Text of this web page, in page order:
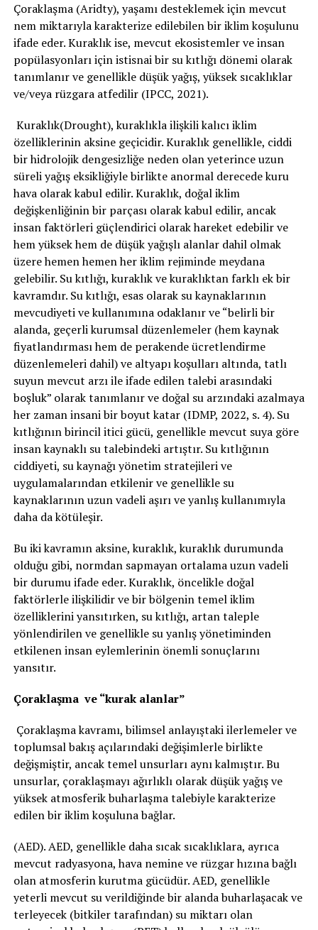
Çoraklaşma (Aridty), yaşamı desteklemek için mevcut
nem miktarıyla karakterize edilebilen bir iklim koşulunu
ifade eder. Kuraklık ise, mevcut ekosistemler ve insan
popülasyonları için istisnai bir su kıtlığı dönemi olarak
tanımlanır ve genellikle düşük yağış, yüksek sıcaklıklar
ve/veya rüzgara atfedilir (IPCC, 2021).
Kuraklık(Drought), kuraklıkla ilişkili kalıcı iklim
özelliklerinin aksine geçicidir. Kuraklık genellikle, ciddi
bir hidrolojik dengesizliğe neden olan yeterince uzun
süreli yağış eksikliğiyle birlikte anormal derecede kuru
hava olarak kabul edilir. Kuraklık, doğal iklim
değişkenliğinin bir parçası olarak kabul edilir, ancak
insan faktörleri güçlendirici olarak hareket edebilir ve
hem yüksek hem de düşük yağışlı alanlar dahil olmak
üzere hemen hemen her iklim rejiminde meydana
gelebilir. Su kıtlığı, kuraklık ve kuraklıktan farklı ek bir
kavramdır. Su kıtlığı, esas olarak su kaynaklarının
mevcudiyeti ve kullanımına odaklanır ve “belirli bir
alanda, geçerli kurumsal düzenlemeler (hem kaynak
fiyatlandırması hem de perakende ücretlendirme
düzenlemeleri dahil) ve altyapı koşulları altında, tatlı
suyun mevcut arzı ile ifade edilen talebi arasındaki
boşluk” olarak tanımlanır ve doğal su arzındaki azalmaya
her zaman insani bir boyut katar (IDMP, 2022, s. 4). Su
kıtlığının birincil itici gücü, genellikle mevcut suya göre
insan kaynaklı su talebindeki artıştır. Su kıtlığının
ciddiyeti, su kaynağı yönetim stratejileri ve
uygulamalarından etkilenir ve genellikle su
kaynaklarının uzun vadeli aşırı ve yanlış kullanımıyla
daha da kötüleşir.
Bu iki kavramın aksine, kuraklık, kuraklık durumunda
olduğu gibi, normdan sapmayan ortalama uzun vadeli
bir durumu ifade eder. Kuraklık, öncelikle doğal
faktörlerle ilişkilidir ve bir bölgenin temel iklim
özelliklerini yansıtırken, su kıtlığı, artan taleple
yönlendirilen ve genellikle su yanlış yönetiminden
etkilenen insan eylemlerinin önemli sonuçlarını
yansıtır.
Çoraklaşma ve “kurak alanlar”
Çoraklaşma kavramı, bilimsel anlayıştaki ilerlemeler ve
toplumsal bakış açılarındaki değişimlerle birlikte
değişmiştir, ancak temel unsurları aynı kalmıştır. Bu
unsurlar, çoraklaşmayı ağırlıklı olarak düşük yağış ve
yüksek atmosferik buharlaşma talebiyle karakterize
edilen bir iklim koşuluna bağlar.
(AED). AED, genellikle daha sıcak sıcaklıklara, ayrıca
mevcut radyasyona, hava nemine ve rüzgar hızına bağlı
olan atmosferin kurutma gücüdür. AED, genellikle
yeterli mevcut su verildiğinde bir alanda buharlaşacak ve
terleyecek (bitkiler tarafından) su miktarı olan